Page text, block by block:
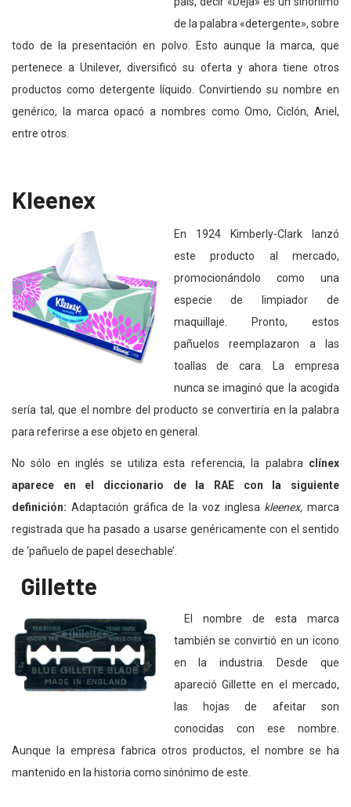
de la palabra «detergente», sobre
todo de la presentación en polvo. Esto aunque la marca, que
pertenece a Unilever, diversificó su oferta y ahora tiene otros
productos como detergente líquido. Convirtiendo su nombre en
genérico, la marca opacó a nombres como Omo, Ciclón, Ariel,
entre otros.
Kleenex
En 1924 Kimberly-Clark lanzó
este producto al mercado,
promocionándolo como una
especie de limpiador de
maquillaje. Pronto, estos
pañuelos reemplazaron a las
toallas de cara. La empresa
nunca se imaginó que la acogida
sería tal, que el nombre del producto se convertiría en la palabra
para referirse a ese objeto en general.
No sólo en inglés se utiliza esta referencia, la palabra clínex
aparece en el diccionario de la RAE con la siguiente
definición: Adaptación gráfica de la voz inglesa kleenex, marca
registrada que ha pasado a usarse genéricamente con el sentido
de ‘pañuelo de papel desechable’.
Gillette
El nombre de esta marca
también se convirtió en un icono
en la industria. Desde que
apareció Gillette en el mercado,
las hojas de afeitar son
conocidas con ese nombre.
Aunque la empresa fabrica otros productos, el nombre se ha
mantenido en la historia como sinónimo de este.